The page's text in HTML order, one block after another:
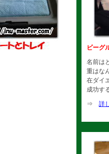
ビーグ
名前は
重はな
在ダイ
成功す
⇒ 詳